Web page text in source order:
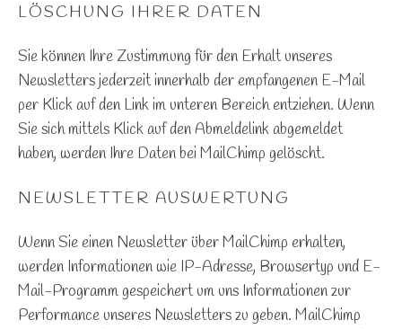
LÖSCHUNG IHRER DATEN
Sie können Ihre Zustimmung für den Erhalt unseres
Newsletters jederzeit innerhalb der empfangenen E-Mail
per Klick auf den Link im unteren Bereich entziehen. Wenn
Sie sich mittels Klick auf den Abmeldelink abgemeldet
haben, werden Ihre Daten bei MailChimp gelöscht.
NEWSLETTER AUSWERTUNG
Wenn Sie einen Newsletter über MailChimp erhalten,
werden Informationen wie IP-Adresse, Browsertyp und E-
Mail-Programm gespeichert um uns Informationen zur
Performance unseres Newsletters zu geben. MailChimp